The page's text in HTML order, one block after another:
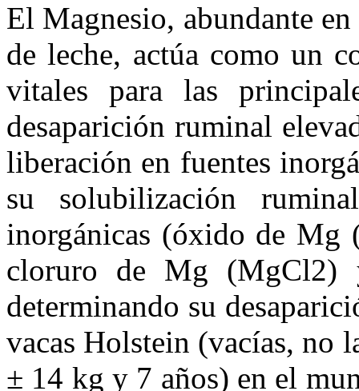
El Magnesio, abundante
de leche, actúa como un
vitales para las
desaparición ruminal
liberación en fuentes
su solubilización
inorgánicas (óxido de
cloruro de Mg (MgCl2)
determinando su
vacas Holstein (vacías, no
± 14 kg y 7 años) en el